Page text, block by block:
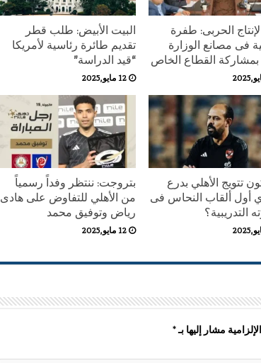
الحربى: طفرة
فى مصانع الوزارة
بمشاركة القطاع الخاص
البيت الأبيض: طلب قطر
تقديم طائرة رئاسية لأمريكا
“قيد الدراسة”
12 مايو,2025
تتويج الأهلي بدرع
أول ألقاب النحاس فى
التدريبية؟
بتروجت: ننتظر وفداً رسمياً
من الأهلي للتفاوض على هادى
رياض وتوفيق محمد
12 مايو,2025
مشار إليها بـ*